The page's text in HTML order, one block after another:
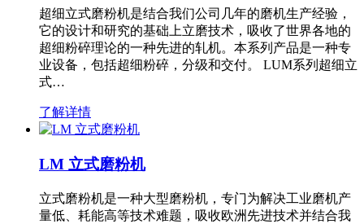
超细立式磨粉机是结合我们公司几年的磨机生产经验，
它的设计和研究的基础上立磨技术，吸收了世界各地的
超细粉碎理论的一种先进的轧机。本系列产品是一种专
业设备，包括超细粉碎，分级和交付。 LUM系列超细立
式…
了解详情
LM 立式磨粉机
立式磨粉机是一种大型磨粉机，专门为解决工业磨机产
量低、耗能高等技术难题，吸收欧洲先进技术并结合我